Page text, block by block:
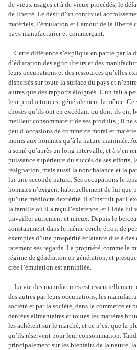
de vieux usages et à de vieux procédés, le
de liberté. Le désir d’un continuel
matériels, l’émulation et l’amour de la liberté
pays manufacturier et commerçant.
Cette différence s’explique en partie par la
d’éducation des agriculteurs et des
leurs occupations et des ressources qu’elles
dispersés sur toute la surface du pays et
autres que des rapports éloignés. L’un fait à
leur production est généralement la même. Ce
choses qu’ils ont en excédant ou dont ils ont
meilleur consommateur de ses produits ; il ne
peu d’occasions de commerce moral et
moins aux hommes qu’à la nature inanimée.
a semé qu’après un long intervalle, et à s’en
puissance supérieure du succès de ses
résignation, mais aussi la nonchalance et la
lui une seconde nature. Ses occupations le
hommes n’exigent habituellement de lui que
qu’une médiocre dextérité. Il s’instruit par
la famille où il a reçu l’existence, et l’idée lui
travailler autrement et mieux. Depuis le
constamment dans le même cercle étroit de
exemples d’une prospérité éclatante due à
rarement ses regards. La propriété, comme la
régime de génération en génération, et
crée l’émulation est annihilée.
La vie des manufactures est essentiellement
des autres par leurs occupations, les
société et par la société, dans le commerce et
denrées alimentaires et toutes les matières
les achètent sur le marché, et ce n’est que la
qu’ils réservent pour leur consommation.
principalement sur les bienfaits de la nature,